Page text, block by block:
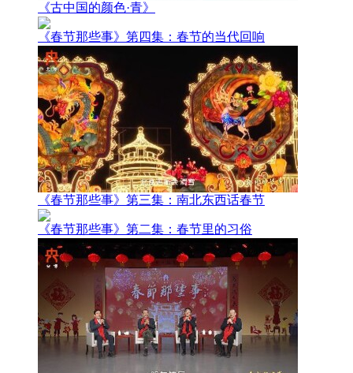
《古中国的颜色·青》
《春节那些事》第四集：春节的当代回响
《春节那些事》第三集：南北东西话春节
《春节那些事》第二集：春节里的习俗